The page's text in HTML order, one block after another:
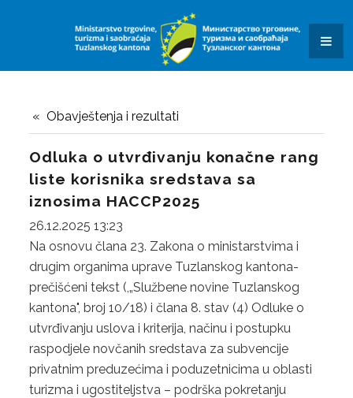
Obavještenja i rezultati
Odluka o utvrđivanju konačne rang
liste korisnika sredstava sa
iznosima HACCP2025
26.12.2025 13:23
Na osnovu člana 23. Zakona o ministarstvima i
drugim organima uprave Tuzlanskog kantona-
prečišćeni tekst (,„Službene novine Tuzlanskog
kantona", broj 10/18) i člana 8. stav (4) Odluke o
utvrđivanju uslova i kriterija, načinu i postupku
raspodjele novčanih sredstava za subvencije
privatnim preduzećima i poduzetnicima u oblasti
turizma i ugostiteljstva – podrška pokretanju
OBAVJEŠTENJA I REZULTATI
SAOBRAĆAJ
DALJINAR
JAVNE USTANOVE I JAVNA PREDUZEĆA
SUFINANSIRANJE POSTAVLJANJA PUNIONICA ZA
STUDIJA JAVNOG PRIJEVOZA PUTNIKA NA PODRUČJU TK
KOMUNALNI JAVNI LINIJSKI PRIJEVOZ PUTNIKA